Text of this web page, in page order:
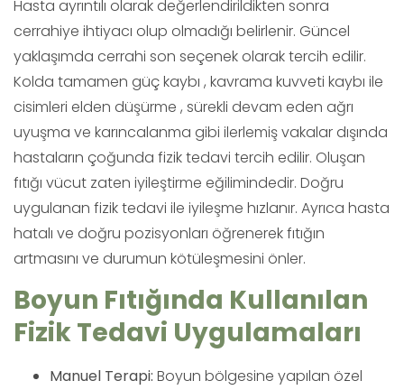
Hasta ayrıntılı olarak değerlendirildikten sonra
cerrahiye ihtiyacı olup olmadığı belirlenir. Güncel
yaklaşımda cerrahi son seçenek olarak tercih edilir.
Kolda tamamen güç kaybı , kavrama kuvveti kaybı ile
cisimleri elden düşürme , sürekli devam eden ağrı
uyuşma ve karıncalanma gibi ilerlemiş vakalar dışında
hastaların çoğunda fizik tedavi tercih edilir. Oluşan
fıtığı vücut zaten iyileştirme eğilimindedir. Doğru
uygulanan fizik tedavi ile iyileşme hızlanır. Ayrıca hasta
hatalı ve doğru pozisyonları öğrenerek fıtığın
artmasını ve durumun kötüleşmesini önler.
Boyun Fıtığında Kullanılan
Fizik Tedavi Uygulamaları
Manuel Terapi: Boyun bölgesine yapılan özel